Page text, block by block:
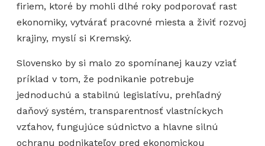
firiem, ktoré by mohli dlhé roky podporovať rast
ekonomiky, vytvárať pracovné miesta a živiť rozvoj
krajiny, myslí si Kremský.
Slovensko by si malo zo spomínanej kauzy vziať
príklad v tom, že podnikanie potrebuje
jednoduchú a stabilnú legislatívu, prehľadný
daňový systém, transparentnosť vlastníckych
vzťahov, fungujúce súdnictvo a hlavne silnú
ochranu podnikateľov pred ekonomickou